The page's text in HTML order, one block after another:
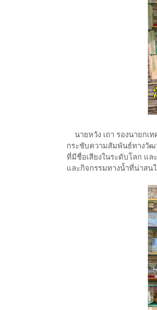
นายหวัง เถา รองนายกเ
กระชับความสัมพันธ์ทางวัฒ
ที่มีชื่อเสียงในระดับโลก แล
และกิจกรรมทางน้ำที่น่าส